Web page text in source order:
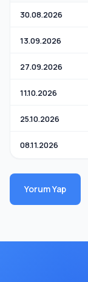
30.08.2026
13.09.2026
27.09.2026
11.10.2026
25.10.2026
08.11.2026
Yorum Yap